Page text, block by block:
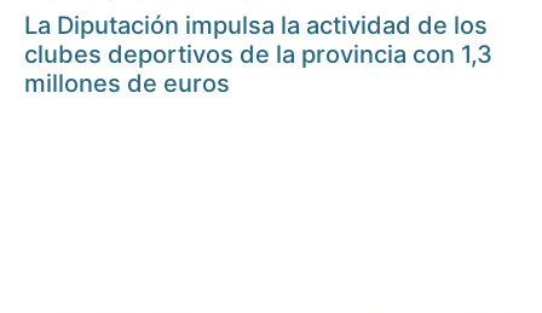
La Diputación impulsa la actividad de los
clubes deportivos de la provincia con 1,3
millones de euros